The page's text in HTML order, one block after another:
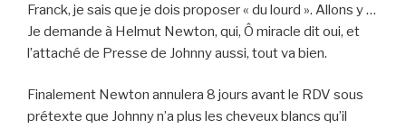
Franck, je sais que je dois proposer « du lourd ». Allons y …
Je demande à Helmut Newton, qui, Ô miracle dit oui, et
l’attaché de Presse de Johnny aussi, tout va bien.
Finalement Newton annulera 8 jours avant le RDV sous
prétexte que Johnny n’a plus les cheveux blancs qu’il